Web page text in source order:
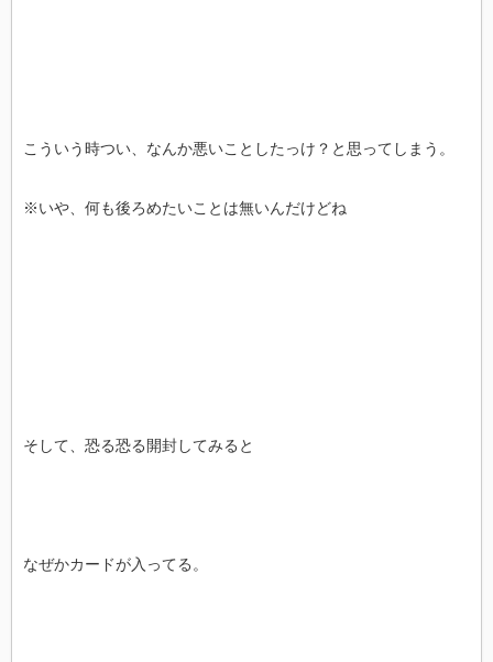
こういう時つい、なんか悪いことしたっけ？と思ってしまう。
※いや、何も後ろめたいことは無いんだけどね
そして、恐る恐る開封してみると
なぜかカードが入ってる。